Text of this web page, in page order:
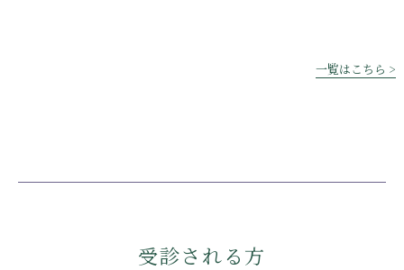
一覧はこちら >
受診される方